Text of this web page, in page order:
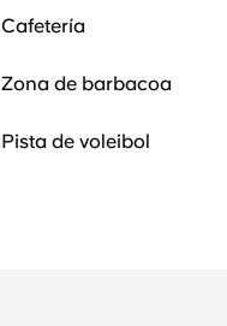
Cafetería
Zona de barbacoa
Pista de voleibol